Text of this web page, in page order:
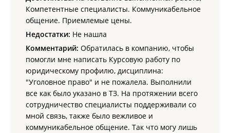
Компетентные специалисты. Коммуникабельное
общение. Приемлемые цены.
Недостатки: Не нашла
Комментарий: Обратилась в компанию, чтобы
помогли мне написать Курсовую работу по
юридическому профилю, дисциплина:
"Уголовное право" и не пожалела. Выполнили
все как было указано в ТЗ. На протяжении всего
сотрудничество специалисты поддерживали со
мной связь, также было вежливое и
коммуникабельное общение. Так что могу лишь